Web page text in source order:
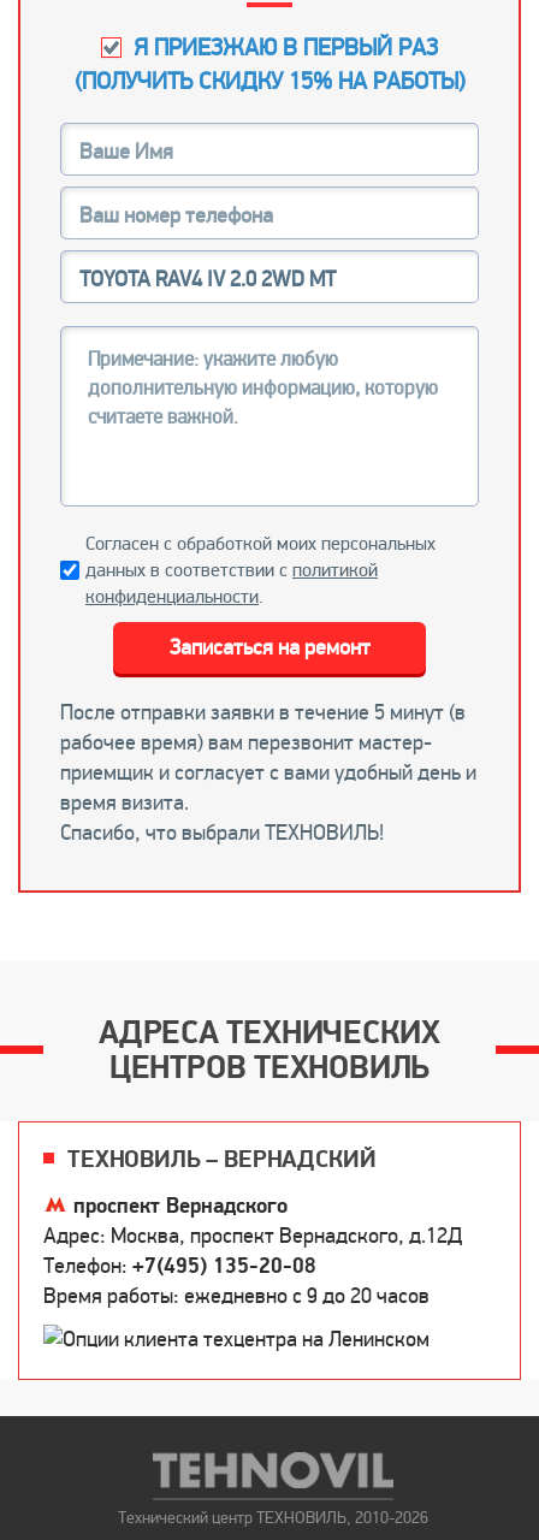
Я ПРИЕЗЖАЮ В ПЕРВЫЙ РАЗ
(ПОЛУЧИТЬ СКИДКУ 15% НА РАБОТЫ)
Согласен с обработкой моих персональных
данных в соответствии с политикой
конфиденциальности.
После отправки заявки в течение 5 минут (в
рабочее время) вам перезвонит мастер-
приемщик и согласует с вами удобный день и
время визита.
Спасибо, что выбрали ТЕХНОВИЛЬ!
Записаться на ремонт
АДРЕСА ТЕХНИЧЕСКИХ
ЦЕНТРОВ ТЕХНОВИЛЬ
ТЕХНОВИЛЬ – ВЕРНАДСКИЙ
проспект Вернадского
Адрес: Москва, проспект Вернадского, д.12Д
Телефон: +7(495) 135-20-08
Время работы: ежедневно c 9 до 20 часов
Технический центр ТЕХНОВИЛЬ, 2010-2026